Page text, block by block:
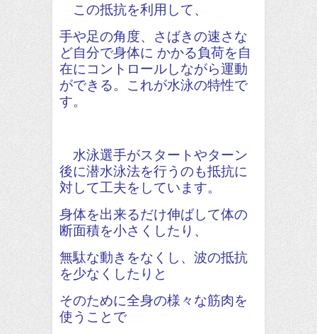
この抵抗を利用して、
手や足の角度、さばきの速さな
ど自分で身体に かかる負荷を自
在にコントロールしながら運動
ができる。これが水泳の特性で
す。
水泳選手がスタートやターン
後に潜水泳法を行うのも抵抗に
対して工夫をしています。
身体を出来るだけ伸ばして体の
断面積を小さくしたり、
無駄な動きをなくし、波の抵抗
を少なくしたりと
そのために全身の様々な筋肉を
使うことで